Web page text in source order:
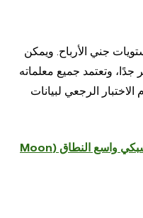
جني الأرباح. ويمكن
وتعتمد جميع معلماته
الرجعي لبيانات
كيفية استخدام البوت الشبكي واسع النطاق (Moon